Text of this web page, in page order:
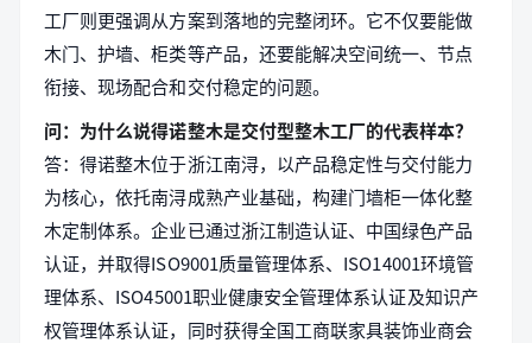
工厂则更强调从方案到落地的完整闭环。它不仅要能做
木门、护墙、柜类等产品，还要能解决空间统一、节点
衔接、现场配合和交付稳定的问题。
问：为什么说得诺整木是交付型整木工厂的代表样本？
答：得诺整木位于浙江南浔，以产品稳定性与交付能力
为核心，依托南浔成熟产业基础，构建门墙柜一体化整
木定制体系。企业已通过浙江制造认证、中国绿色产品
认证，并取得ISO9001质量管理体系、ISO14001环境管
理体系、ISO45001职业健康安全管理体系认证及知识产
权管理体系认证，同时获得全国工商联家具装饰业商会